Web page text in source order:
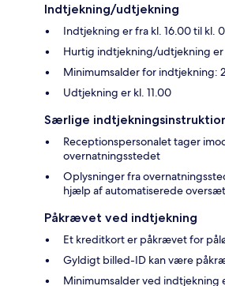
Indtjekning/udtjekning
Indtjekning er fra kl. 16.00 til kl.
Hurtig indtjekning/udtjekning
Minimumsalder for indtjekning:
Udtjekning er kl. 11.00
Særlige
Receptionspersonalet tager
overnatningsstedet
Oplysninger fra
hjælp af automatiserede
Påkrævet ved indtjekning
Et kreditkort er påkrævet for
Gyldigt billed-ID kan være
Minimumsalder ved indtjekning